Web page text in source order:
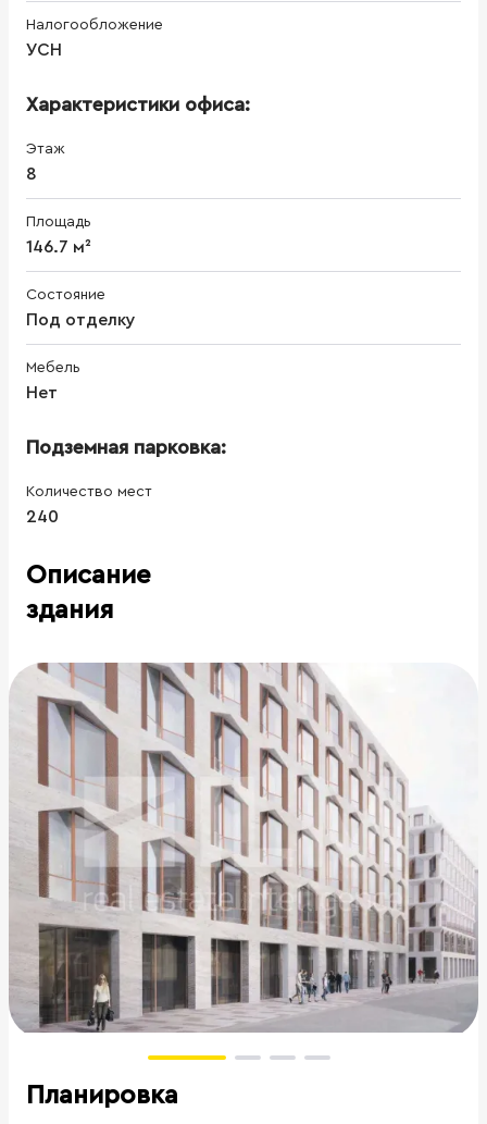
Налогообложение
УСН
Характеристики офиса:
Этаж
8
Площадь
146.7 м²
Состояние
Под отделку
Мебель
Нет
Подземная парковка:
Количество мест
240
Описание
здания
Планировка